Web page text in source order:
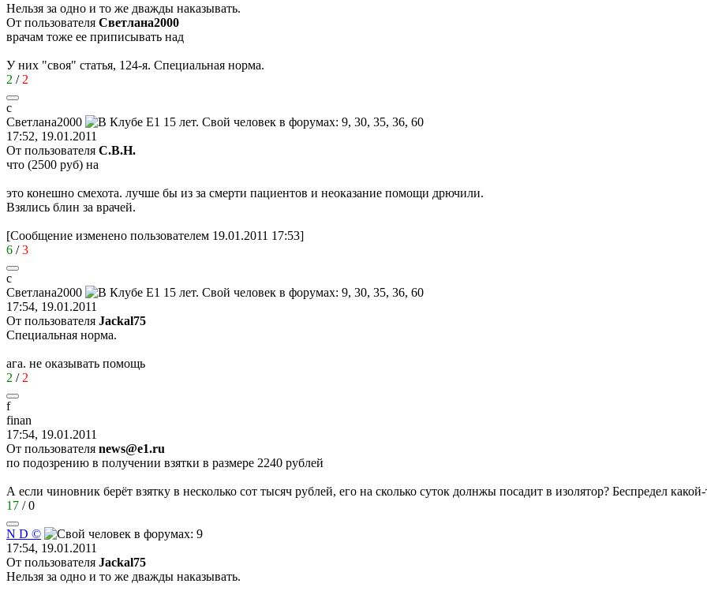
Нельзя за одно и то же дважды наказывать.
От пользователя Светлaна2000
врачам тоже ее приписывать над
У них "своя" статья, 124-я. Специальная норма.
2 / 2
с
Светлaна2000
17:52, 19.01.2011
От пользователя С.В.Н.
что (2500 руб) на
это конешно смехота. лучше бы из за смерти пациентов и неоказание помощи дрючили.
Взялись блин за врачей.
[Сообщение изменено пользователем 19.01.2011 17:53]
6 /3
с
Светлaна2000
17:54, 19.01.2011
От пользователя Jackal75
Специальная норма.
ага. не оказывать помощь
2 / 2
f
finan
17:54, 19.01.2011
От пользователя news@e1.ru
по подозрению в получении взятки в размере 2240 рублей
А если чиновник берёт взятку в несколько сот тысяч рублей, его на сколько суток долнжы посадит в изолятор? Беспредел
17 /0
N D ©
17:54, 19.01.2011
От пользователя Jackal75
Нельзя за одно и то же дважды наказывать.